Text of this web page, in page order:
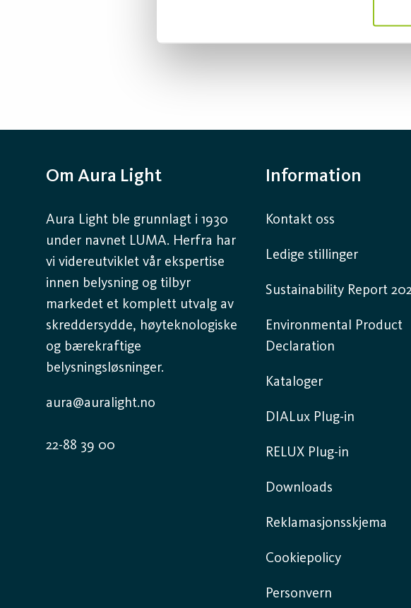
Om Aura Light
Aura Light ble grunnlagt i 1930
under navnet LUMA. Herfra har
vi videreutviklet vår ekspertise
innen belysning og tilbyr
markedet et komplett utvalg av
skreddersydde, høyteknologiske
og bærekraftige
belysningsløsninger.
aura@auralight.no
22-88 39 00
Information
Kontakt oss
Ledige stillinger
Sustainability Report
Environmental Product
Declaration
Kataloger
DIALux Plug-in
RELUX Plug-in
Downloads
Reklamasjonsskjema
Cookiepolicy
Personvern